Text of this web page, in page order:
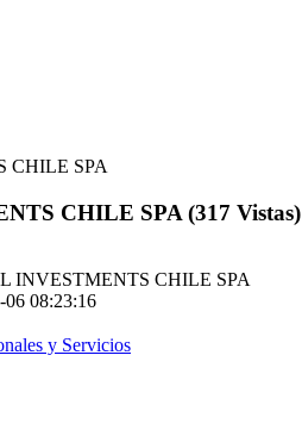
CHILE SPA (317 Vistas)
INVESTMENTS CHILE SPA
06 08:23:16
y Servicios